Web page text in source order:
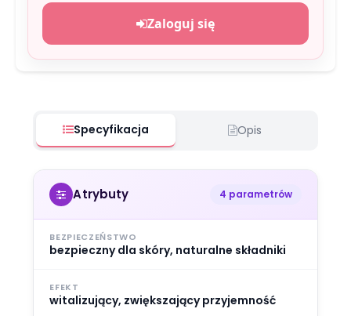
Zaloguj się
Specyfikacja Opis
Atrybuty 4 parametrów
BEZPIECZEŃSTWO
bezpieczny dla skóry, naturalne składniki
EFEKT
witalizujący, zwiększający przyjemność